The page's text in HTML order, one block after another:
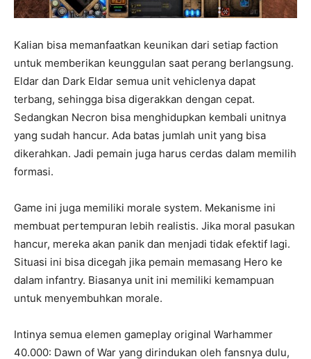
Kalian bisa memanfaatkan keunikan dari setiap faction
untuk memberikan keunggulan saat perang berlangsung.
Eldar dan Dark Eldar semua unit vehiclenya dapat
terbang, sehingga bisa digerakkan dengan cepat.
Sedangkan Necron bisa menghidupkan kembali unitnya
yang sudah hancur. Ada batas jumlah unit yang bisa
dikerahkan. Jadi pemain juga harus cerdas dalam memilih
formasi.
Game ini juga memiliki morale system. Mekanisme ini
membuat pertempuran lebih realistis. Jika moral pasukan
hancur, mereka akan panik dan menjadi tidak efektif lagi.
Situasi ini bisa dicegah jika pemain memasang Hero ke
dalam infantry. Biasanya unit ini memiliki kemampuan
untuk menyembuhkan morale.
Intinya semua elemen gameplay original Warhammer
40.000: Dawn of War yang dirindukan oleh fansnya dulu,